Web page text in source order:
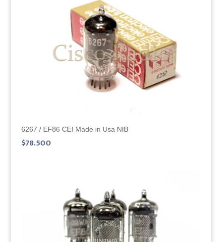
6267 / EF86 CEI Made in Usa NIB
$78.500